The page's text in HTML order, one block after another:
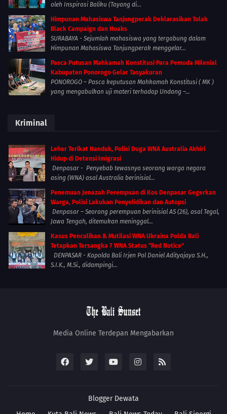
oleh Inspirasi Baliku (Tayang di...
Himpunan Mahasiswa Tanjungperak Deklarasikan Tolak
Black Campaign dan Hoaks
SURABAYA - Sejumlah mahasiswa yang tergabung dalam
Himpunan Mahasiswa Tanjungperak menggelar...
Pasca Putusan Mahkamah Konstitusi Para Pemuda Milenial
Kabupaten Ponorogo Gelar Tasyakuran
PONOROGO – Pasca keputusan Mahkamah Konstitusi ( MK )
yang mengabulkan uji materi terhadap Undang –...
Kriminal
Leher Terikat Handuk, Polisi Duga WNA Australia Akhiri
Hidup di Detensi Imigrasi
Denpasar - Penyebab tewasnya seorang warga negara
asing (WNA) asal Australia berinisial...
Penemuan Jenazah Perempuan di Kos Denpasar Gegerkan
Warga, Polisi Lakukan Penyelidikan dan Autopsi
Denpasar – Seorang perempuan berinisial AS (26), asal Tegal,
Jawa Tengah, ditemukan meninggal...
Kasus Penculikan & Mutilasi WNA Ukraina Polda Bali
Tetapkan Tersangka 7 WNA Status “Red Notice”
DENPASAR - Kapolda Bali Irjen Pol Daniel Adityajaya S.H.,
S.I.K., M.Si., didampingi...
Media Online Terdepan Mengabarkan
Blogger Dewata